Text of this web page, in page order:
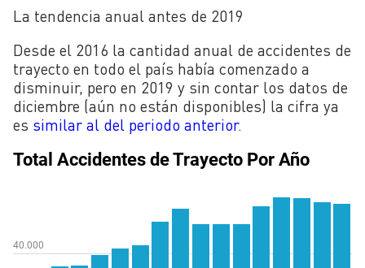
La tendencia anual antes de 2019
Desde el 2016 la cantidad anual de accidentes de
trayecto en todo el país había comenzado a
disminuir, pero en 2019 y sin contar los datos de
diciembre (aún no están disponibles) la cifra ya
es similar al del periodo anterior.